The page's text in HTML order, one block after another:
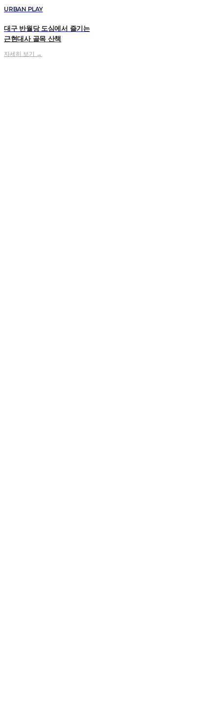
URBAN PLAY
대구 반월당 도심에서 즐기는
근현대사 골목 산책
자세히 보기 →